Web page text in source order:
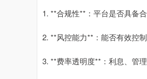
1. **合规性**：平台是否具备
2. **风控能力**：能否有效控
3. **费率透明度**：利息、管